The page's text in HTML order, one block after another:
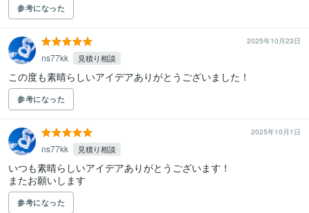
参考になった
2025年10月23日
ns77kk 見積り相談
参考になった
2025年10月1日
ns77kk 見積り相談
いつも素晴らしいアイデアありがとうございます！
またお願いします
参考になった